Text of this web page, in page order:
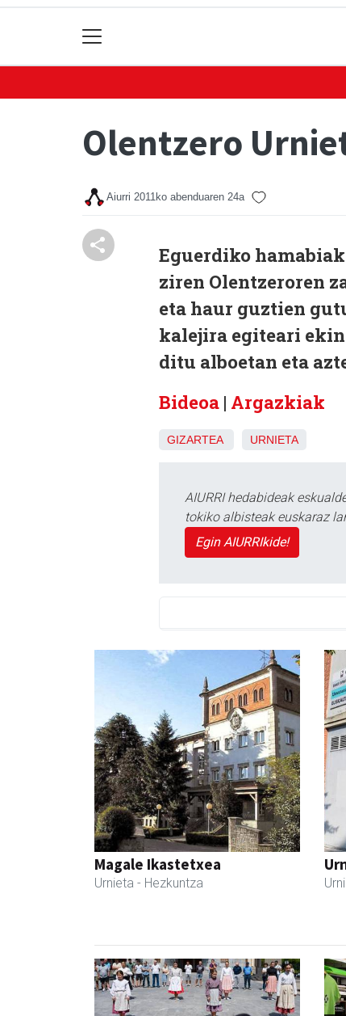
Olentzero
Aiurri 2011ko abenduaren 24a
Eguerdiko
ziren Olentzeroren
eta haur guztien
kalejira egiteari
ditu alboetan eta
Bideoa | Argazkiak
GIZARTEA URNIETA
AIURRI hedabideak
tokiko albisteak euskaraz
Egin AIURRIkide!
Magale Ikastetxea
Urnieta - Hezkuntza